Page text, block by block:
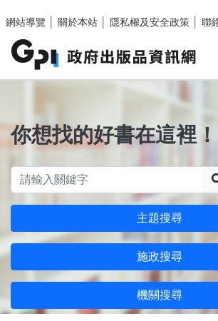
網站導覽
關於本站 隱私權及安全政策 聯
你想找的好書在這裡！
主題搜尋
施政搜尋
機關搜尋